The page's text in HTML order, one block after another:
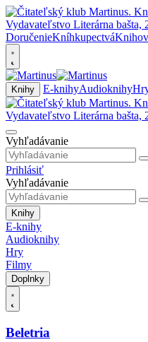
DoručenieKníhkupectvá
Knihy E-knihyAudioknihy
Vyhľadávanie
Prihlásiť
Vyhľadávanie
Knihy
E-knihy
Audioknihy
Hry
Filmy
Doplnky
Beletria